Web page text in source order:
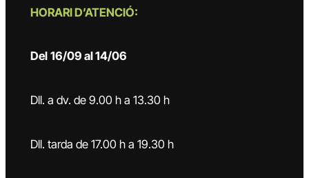
HORARI D’ATENCIÓ:
Del 16/09 al 14/06
Dll. a dv. de 9.00 h a 13.30 h
Dll. tarda de 17.00 h a 19.30 h